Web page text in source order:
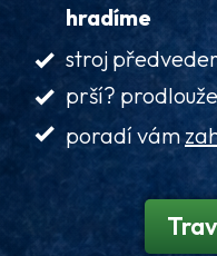
hradíme
stroj
prší?
poradí vám